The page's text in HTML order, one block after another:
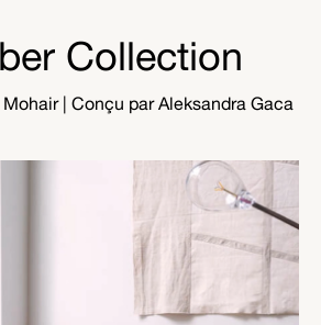
Collection
Mohair | Conçu par Aleksandra Gaca